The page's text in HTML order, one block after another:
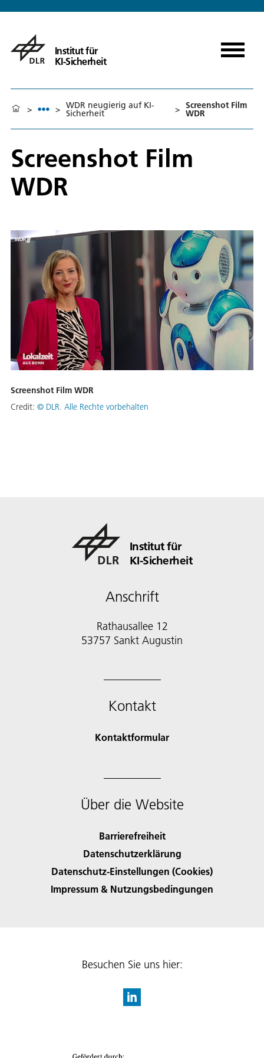
Institut für
KI-Sicherheit
> > WDR neugierig auf KI-
Sicherheit > Screenshot Film
WDR
Screenshot Film
WDR
Screenshot Film WDR
Credit: © DLR. Alle Rechte vorbehalten
Institut für
KI-Sicherheit
Anschrift
Rathausallee 12
53757 Sankt Augustin
Kontakt
Kontaktformular
Über die Website
Barrierefreiheit
Datenschutzerklärung
Datenschutz-Einstellungen (Cookies)
Impressum & Nutzungsbedingungen
Besuchen Sie uns hier: